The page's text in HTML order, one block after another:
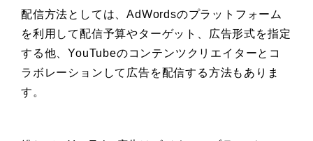
配信方法としては、AdWordsのプラットフォーム
を利用して配信予算やターゲット、広告形式を指定
する他、YouTubeのコンテンツクリエイターとコ
ラボレーションして広告を配信する方法もありま
す。